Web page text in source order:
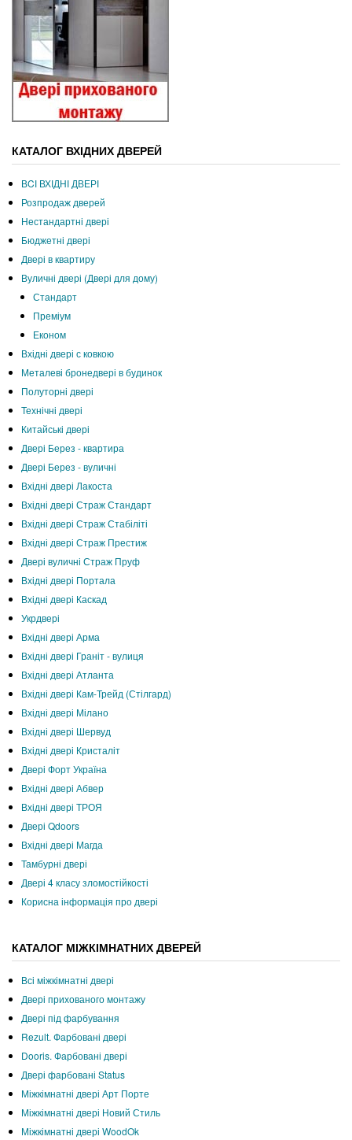
КАТАЛОГ ВХІДНИХ ДВЕРЕЙ
ВCІ ВХІДНІ ДВЕРІ
Розпродаж дверей
Нестандартні двері
Бюджетні двері
Двері в квартиру
Вуличні двері (Двері для дому)
Стандарт
Преміум
Економ
Вхідні двері с ковкою
Металеві бронедвері в будинок
Полуторні двері
Технічні двері
Китайські двері
Двері Берез - квартира
Двері Берез - вуличні
Вхідні двері Лакоста
Вхідні двері Страж Стандарт
Вхідні двері Страж Стабіліті
Вхідні двері Страж Престиж
Двері вуличні Страж Пруф
Вхідні двері Портала
Вхідні двері Каскад
Укрдвері
Вхідні двері Арма
Вхідні двері Граніт - вулиця
Вхідні двері Атланта
Вхідні двері Кам-Трейд (Стілгард)
Вхідні двері Мілано
Вхідні двері Шервуд
Вхідні двері Кристаліт
Двері Форт Україна
Вхідні двері Абвер
Вхідні двері ТРОЯ
Двері Qdoors
Вхідні двері Магда
Тамбурні двері
Двері 4 класу зломостійкості
Корисна інформація про двері
КАТАЛОГ МІЖКІМНАТНИХ ДВЕРЕЙ
Всі міжкімнатні двері
Двері прихованого монтажу
Двері під фарбування
Rezult. Фарбовані двері
Dooris. Фарбовані двері
Двері фарбовані Status
Міжкімнатні двері Арт Порте
Міжкімнатні двері Новий Стиль
Міжкімнатні двері WoodOk